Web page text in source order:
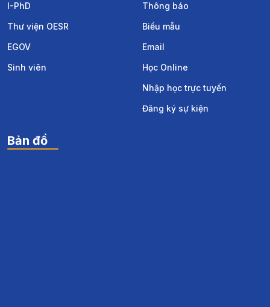
I-PhD
Thư viện OESR
EGOV
Sinh viên
Thông báo
Biểu mẫu
Email
Học Online
Nhập học trực tuyến
Đăng ký sự kiện
Bản đồ